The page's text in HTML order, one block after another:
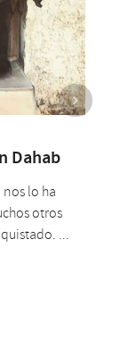
Dahab
lo ha
otros
...